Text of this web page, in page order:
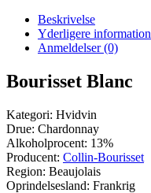
Beskrivelse
Yderligere information
Anmeldelser (0)
Bourisset Blanc
Kategori: Hvidvin
Drue: Chardonnay
Alkoholprocent: 13%
Producent: Collin-Bourisset
Region: Beaujolais
Oprindelsesland: Frankrig